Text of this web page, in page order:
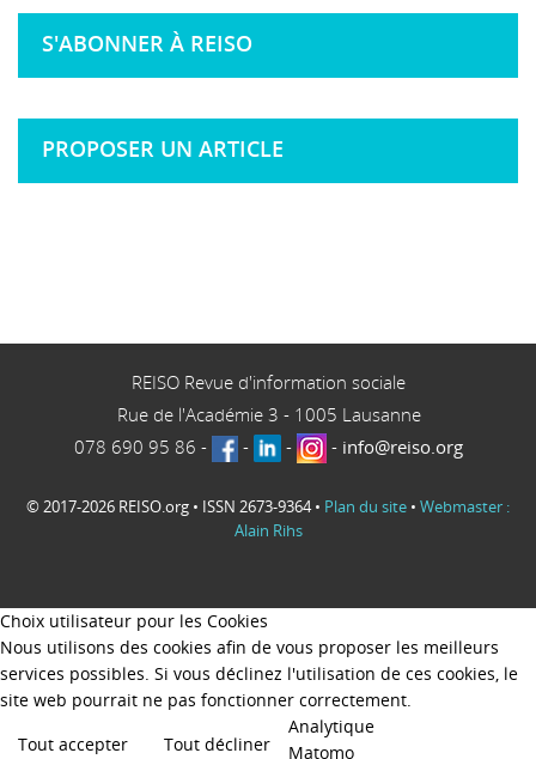
S'ABONNER À REISO
PROPOSER UN ARTICLE
REISO Revue d'information sociale
Rue de l'Académie 3 - 1005 Lausanne
078 690 95 86 - - - - info@reiso.org
© 2017-2026 REISO.org • ISSN 2673-9364 • Plan du site • Webmaster :
Alain Rihs
Choix utilisateur pour les Cookies
Nous utilisons des cookies afin de vous proposer les meilleurs
services possibles. Si vous déclinez l'utilisation de ces cookies, le
site web pourrait ne pas fonctionner correctement.
Tout accepter
Tout décliner
Analytique
Matomo